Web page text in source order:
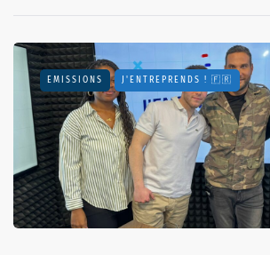
EMISSIONS J'ENTREPRENDS ! 🇫🇷